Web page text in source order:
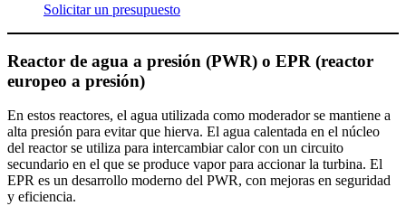
Solicitar un presupuesto
Reactor de agua a presión (PWR) o EPR (reactor
europeo a presión)
En estos reactores, el agua utilizada como moderador se mantiene a
alta presión para evitar que hierva. El agua calentada en el núcleo
del reactor se utiliza para intercambiar calor con un circuito
secundario en el que se produce vapor para accionar la turbina. El
EPR es un desarrollo moderno del PWR, con mejoras en seguridad
y eficiencia.